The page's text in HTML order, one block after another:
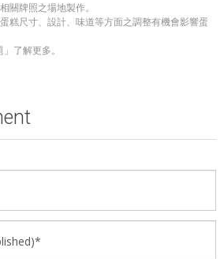
關牌照之場地製作。
糕尺寸、設計、味道等方面之調整有機會影響蛋
了解更多。